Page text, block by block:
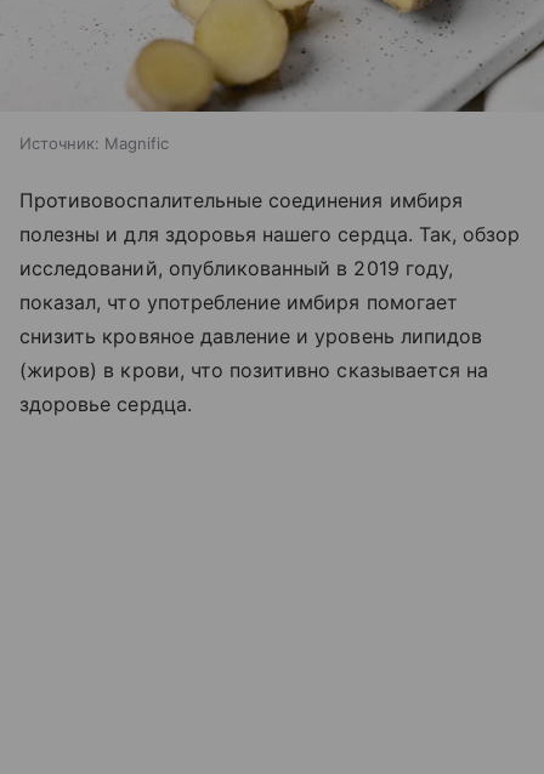
Источник: Magnific
Противовоспалительные соединения имбиря
полезны и для здоровья нашего сердца. Так, обзор
исследований, опубликованный в 2019 году,
показал, что употребление имбиря помогает
снизить кровяное давление и уровень липидов
(жиров) в крови, что позитивно сказывается на
здоровье сердца.